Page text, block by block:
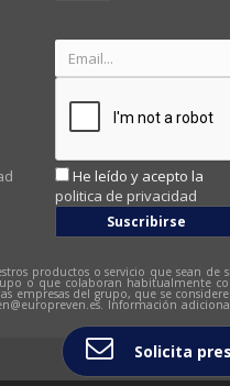
Solicita
He leído y acepto la
politica de privacidad
Suscribirse
productos o servicio que sean de
o que colaboran habitualmente
empresas del grupo, que se
. Información